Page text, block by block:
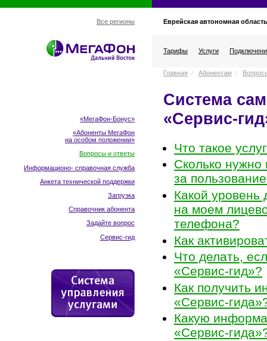
Все регионы Еврейская автономная область
Тарифы Услуги
«МегаФон-Бонус»
«Абоненты МегаФон
на особом положении»
Вопросы и ответы
Информационо- справочная служба
Анкета технической поддержки
Загрузка
Справочник абонента
Задайте вопрос
Сервис-гид
Главная / Абонентам /
Система
«Сервис-гид
Что такое
Сколько нужно
за
Какой уровень
на моем
телефона?
Как
Что делать,
«Сервис-гид»?
Как получить
«Сервис-гида
Какую
«Сервис-гида